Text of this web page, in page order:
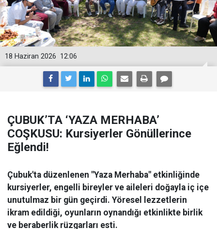
12:06
18 Haziran 2026
ÇUBUK’TA ‘YAZA MERHABA’
COŞKUSU: Kursiyerler Gönüllerince
Eğlendi!
Çubuk'ta düzenlenen "Yaza Merhaba" etkinliğinde
kursiyerler, engelli bireyler ve aileleri doğayla iç içe
unutulmaz bir gün geçirdi. Yöresel lezzetlerin
ikram edildiği, oyunların oynandığı etkinlikte birlik
ve beraberlik rüzgarları esti.